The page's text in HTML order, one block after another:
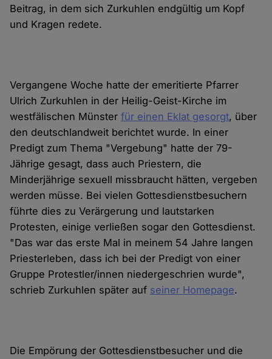
Beitrag, in dem sich Zurkuhlen endgültig um Kopf
und Kragen redete.
Vergangene Woche hatte der emeritierte Pfarrer
Ulrich Zurkuhlen in der Heilig-Geist-Kirche im
westfälischen Münsterfür einen Eklat gesorgt, über
den deutschlandweit berichtet wurde. In einer
Predigt zum Thema "Vergebung" hatte der 79-
Jährige gesagt, dass auch Priestern, die
Minderjährige sexuell missbraucht hätten, vergeben
werden müsse. Bei vielen Gottesdienstbesuchern
führte dies zu Verärgerung und lautstarken
Protesten, einige verließen sogar den Gottesdienst.
"Das war das erste Mal in meinem 54 Jahre langen
Priesterleben, dass ich bei der Predigt von einer
Gruppe Protestler/innen niedergeschrien wurde",
schrieb Zurkuhlen später auf seiner Homepage.
Die Empörung der Gottesdienstbesucher und die